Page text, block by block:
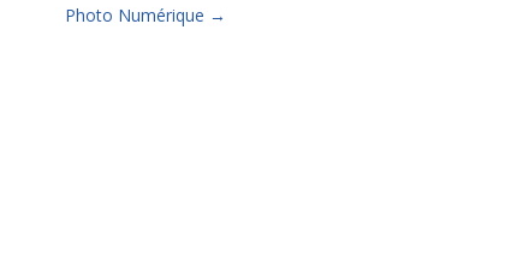
Photo Numérique →